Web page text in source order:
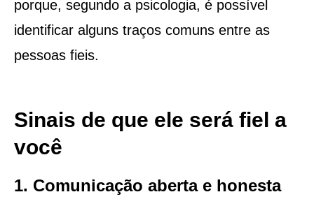
porque, segundo a psicologia, é possível
identificar alguns traços comuns entre as
pessoas fieis.
Sinais de que ele será fiel a
você
1. Comunicação aberta e honesta